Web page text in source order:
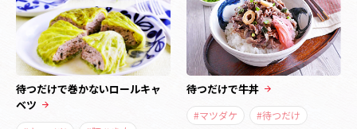
待つだけで巻かないロールキャ
ベツ
待つだけで牛丼
#マツダケ #待つだけ